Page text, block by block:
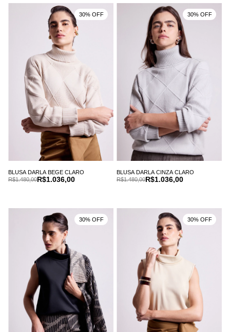
BLUSA DARLA BEGE CLARO
R$1.036,00
R$1.480,00
30% OFF
BLUSA DARLA CINZA CLARO
R$1.036,00
R$1.480,00
30% OFF
30% OFF 30% OFF